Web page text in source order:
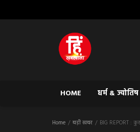
HOME धर्म & ज्योतिष
Home बड़ी खबर BIG REPORT :